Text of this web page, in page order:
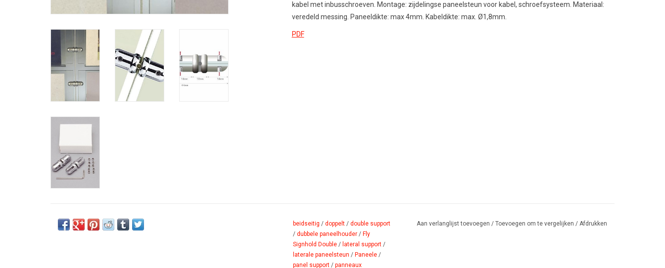
kabel met inbusschroeven. Montage: zijdelingse paneelsteun voor kabel, schroefsysteem. Materiaal:
veredeld messing. Paneeldikte: max 4mm. Kabeldikte: max. Ø1,8mm
PDF
beidseitig / doppelt / double support
/ dubbele paneelhouder / Fly
Signhold Double / lateral support /
laterale paneelsteun / Paneele /
panel support / panneaux
Aan verlanglijst toevoegen / Toevoegen om te vergelijken / Afdrukken